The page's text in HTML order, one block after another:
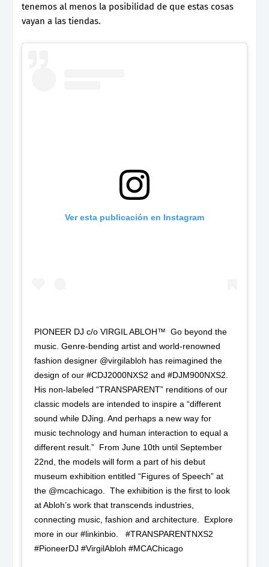
tenemos al menos la posibilidad de que estas cosas
vayan a las tiendas.
Ver esta publicación en Instagram
PIONEER DJ c/o VIRGIL ABLOH™️⁣ ⁣ Go beyond the
music. Genre-bending artist and world-renowned
fashion designer @virgilabloh has reimagined the
design of our #CDJ2000NXS2 and #DJM900NXS2.⁣ ⁣
His non-labeled “TRANSPARENT” renditions of our
classic models are intended to inspire a “different
sound while DJing. And perhaps a new way for
music technology and human interaction to equal a
different result.”⁣ ⁣ From June 10th until September
22nd, the models will form a part of his debut
museum exhibition entitled “Figures of Speech” at
the @mcachicago.⁣ ⁣ The exhibition is the first to look
at Abloh’s work that transcends industries,
connecting music, fashion and architecture.⁣ ⁣ Explore
more in our #linkinbio. ⁣ ⁣ #TRANSPARENTNXS2
#PioneerDJ #VirgilAbloh #MCAChicago